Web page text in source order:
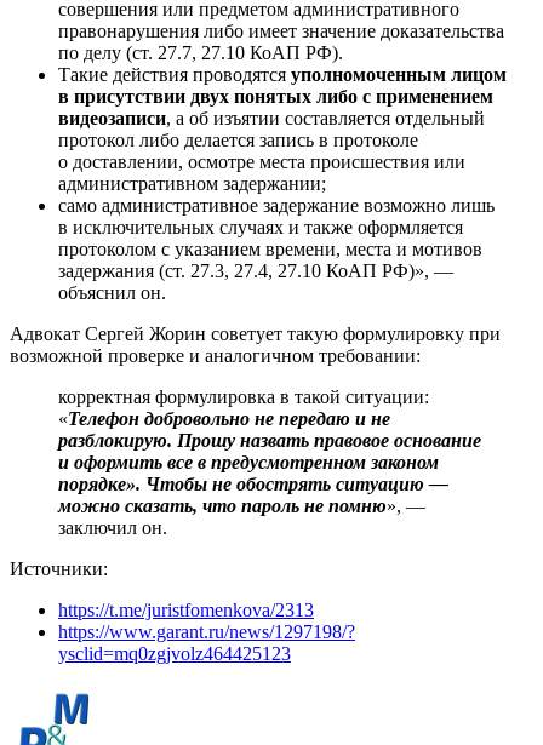
совершения или предметом административного
правонарушения либо имеет значение доказательства
по делу (ст. 27.7, 27.10 КоАП РФ).
Такие действия проводятся уполномоченным лицом
в присутствии двух понятых либо с применением
видеозаписи, а об изъятии составляется отдельный
протокол либо делается запись в протоколе
о доставлении, осмотре места происшествия или
административном задержании;
само административное задержание возможно лишь
в исключительных случаях и также оформляется
протоколом с указанием времени, места и мотивов
задержания (ст. 27.3, 27.4, 27.10 КоАП РФ)», —
объяснил он.
Адвокат Сергей Жорин советует такую формулировку при
возможной проверке и аналогичном требовании:
корректная формулировка в такой ситуации:
«Телефон добровольно не передаю и не
разблокирую. Прошу назвать правовое основание
и оформить все в предусмотренном законом
порядке». Чтобы не обострять ситуацию —
можно сказать, что пароль не помню», —
заключил он.
Источники:
https://t.me/juristfomenkova/2313
https://www.garant.ru/news/1297198/?
ysclid=mq0zgjvolz464425123